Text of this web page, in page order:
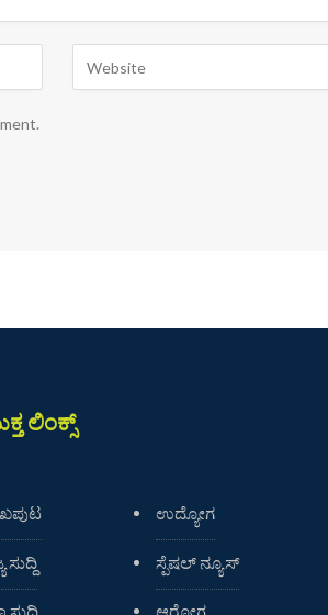
ಲಿಂಕ್ಸ್
ಸುದ್ದಿ
ಉದ್ಯೋಗ
ಸ್ಪೆಷಲ್ ನ್ಯೂಸ್